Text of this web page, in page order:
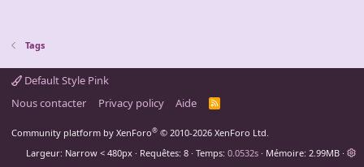
Tags
Default Style Pink
Nous contacter
Privacy policy Aide
R
Community platform by XenForo® © 2010-2026 XenForo Ltd.
Largeur
Requêtes 8 Temps 0.0532s Mémoire 2.99MB